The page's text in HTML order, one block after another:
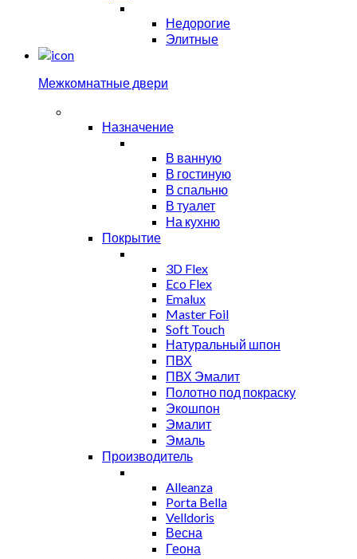
Недорогие
Элитные
Межкомнатные двери
Назначение
В ванную
В гостиную
В спальню
В туалет
На кухню
Покрытие
3D Flex
Eco Flex
Emalux
Master Foil
Soft Touch
Натуральный шпон
ПВХ
ПВХ Эмалит
Полотно под покраску
Экошпон
Эмалит
Эмаль
Производитель
Alleanza
Porta Bella
Velldoris
Весна
Геона